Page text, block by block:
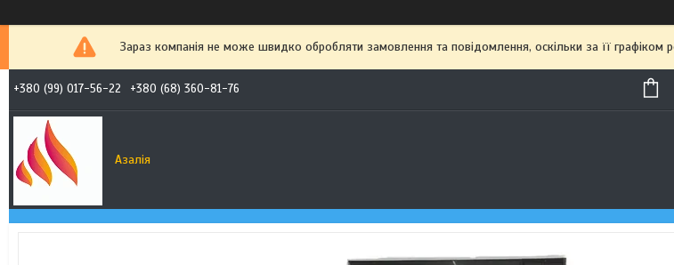
Зараз компанія не може швидко обробляти замовлення та повідомлення, оскільки за її
+380 (99) 017-56-22 +380 (68) 360-81-76
Азалія